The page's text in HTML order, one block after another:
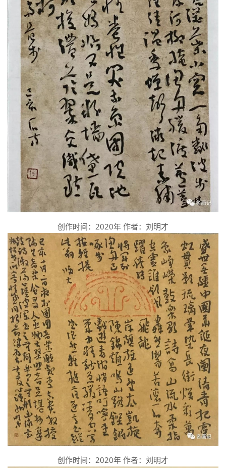
创作时间：2020年 作者：刘明才
创作时间：2020年 作者：刘明才